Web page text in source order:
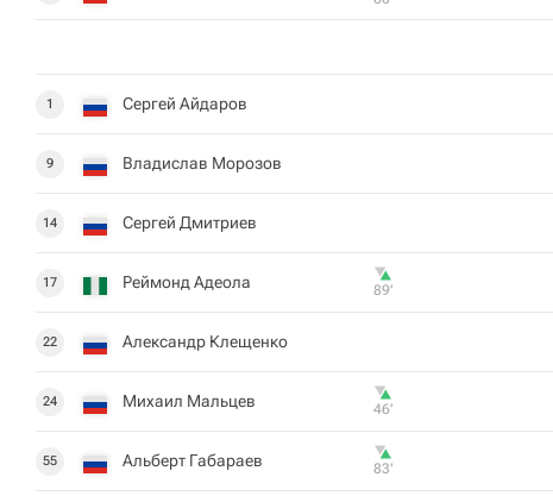
1 Сергей Айдаров
9 Владислав Морозов
14 Сергей Дмитриев
17 Реймонд Адеола 89‎’‎
22 Александр Клещенко
24 Михаил Мальцев 46‎’‎
55 Альберт Габараев 83‎’‎